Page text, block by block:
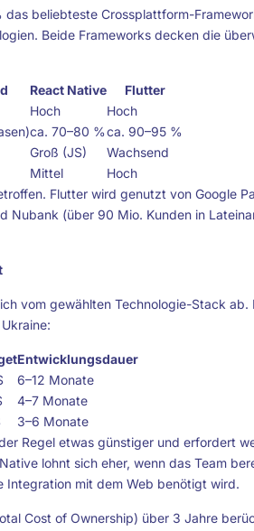
beliebteste Crossplattform-
Beide Frameworks decken die
React Native
Flutter
Hoch
Hoch
ca. 70–80 %ca. 90–95 %
Groß (JS)
Wachsend
Mittel
Hoch
Flutter wird genutzt von Google
Nubank (über 90 Mio. Kunden in
vom gewählten Technologie-Stack ab.
Entwicklungsdauer
6–12 Monate
4–7 Monate
3–6 Monate
Regel etwas günstiger und erfordert
lohnt sich eher, wenn das Team
mit dem Web benötigt wird.
Cost of Ownership) über 3 Jahre